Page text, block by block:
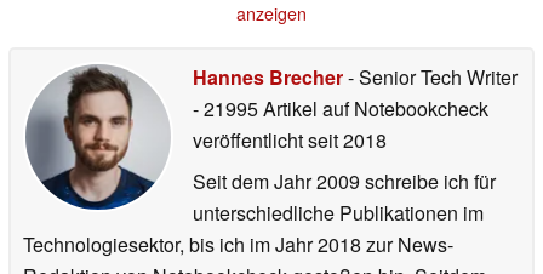
anzeigen
Hannes Brecher- Senior Tech Writer
- 21995 Artikel auf Notebookcheck
veröffentlichtseit 2018
Seit dem Jahr 2009 schreibe ich für
unterschiedliche Publikationen im
Technologiesektor, bis ich im Jahr 2018 zur News-